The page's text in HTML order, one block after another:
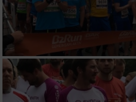
Nicht-IAB-Verarbeitungszwecke:
Notwendig
Performance
Funktional